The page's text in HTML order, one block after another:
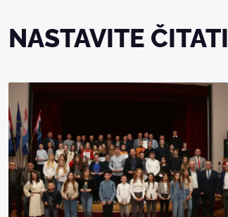
NASTAVITE ČITATI